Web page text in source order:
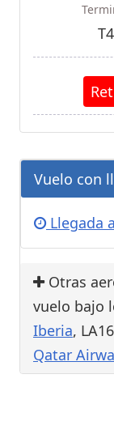
T4
Vuelo con
Llegada
Otras
vuelo bajo
Iberia,
Qatar